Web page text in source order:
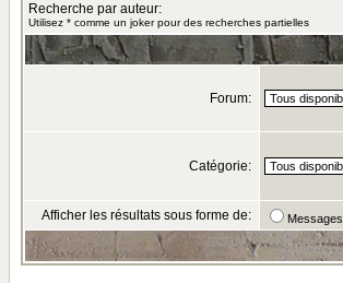
Recherche par auteur:
Utilisez * comme un joker pour des recherches partielles
Forum:
Catégorie:
Afficher les résultats sous forme de: Messages